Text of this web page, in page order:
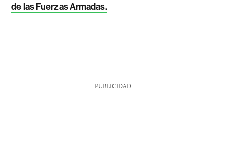
de las Fuerzas Armadas.
PUBLICIDAD